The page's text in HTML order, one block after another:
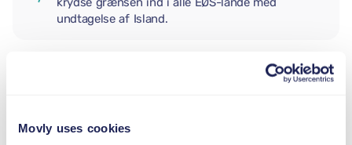
Movly uses cookies
undtagelse af Island.